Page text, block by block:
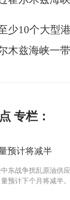
少10个大型
木兹海峡一带
专栏：
预计将减半
东战争扰乱原油供
预计下个月将减半